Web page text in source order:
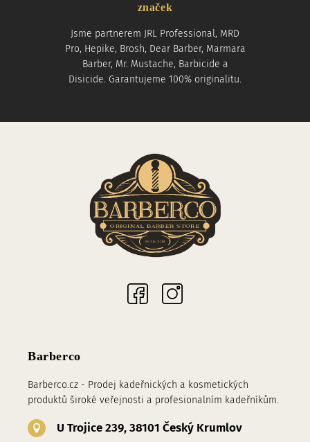
značek
Jsme partnerem JRL Professional, MRD
Pro, Hepike, Brosh, Dear Barber, Marmara
Barber, Mr. Mustache, Barbicide a
Disicide. Garantujeme 100% originalitu.
Barberco
Barberco.cz - Prodej kadeřnických a kosmetických
produktů široké veřejnosti a profesionalním kadeřníkům.
U Trojice 239, 38101 Český Krumlov